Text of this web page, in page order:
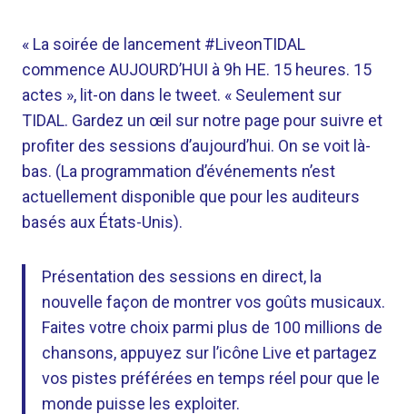
« La soirée de lancement #LiveonTIDAL
commence AUJOURD’HUI à 9h HE. 15 heures. 15
actes », lit-on dans le tweet. « Seulement sur
TIDAL. Gardez un œil sur notre page pour suivre et
profiter des sessions d’aujourd’hui. On se voit là-
bas. (La programmation d’événements n’est
actuellement disponible que pour les auditeurs
basés aux États-Unis).
Présentation des sessions en direct, la
nouvelle façon de montrer vos goûts musicaux.
Faites votre choix parmi plus de 100 millions de
chansons, appuyez sur l’icône Live et partagez
vos pistes préférées en temps réel pour que le
monde puisse les exploiter.